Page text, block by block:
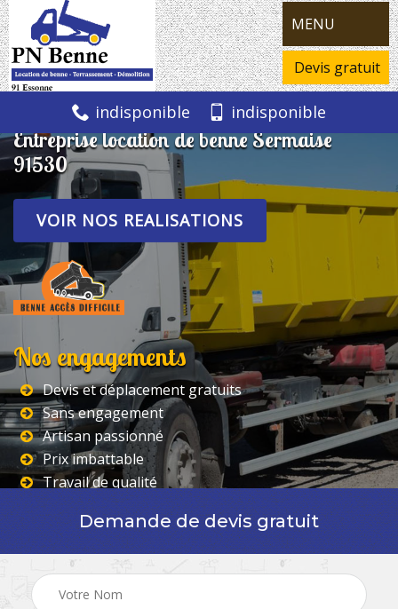
MENU
Devis gratuit
indisponible indisponible
Entreprise location de benne Sermaise
91530
VOIR NOS REALISATIONS
Nos engagements
Devis et déplacement gratuits
Sans engagement
Artisan passionné
Prix imbattable
Travail de qualité
Demande de devis gratuit